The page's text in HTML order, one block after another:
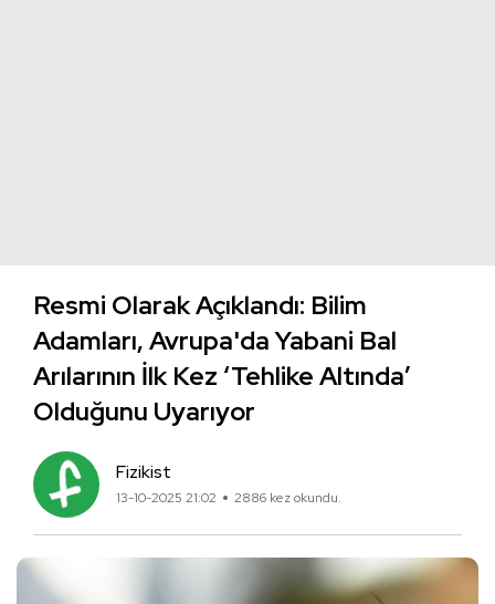
Resmi Olarak Açıklandı: Bilim
Adamları, Avrupa'da Yabani Bal
Arılarının İlk Kez ‘Tehlike Altında’
Olduğunu Uyarıyor
Fizikist
13-10-2025 21:02 2886 kez okundu.